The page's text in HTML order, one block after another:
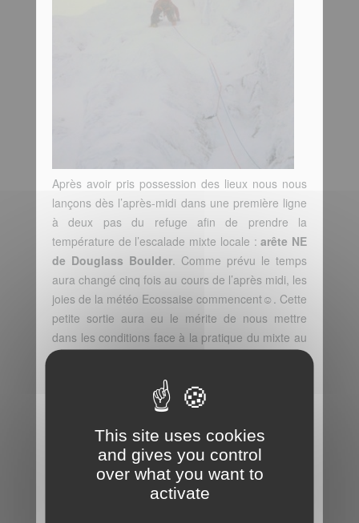
Après avoir pris possession des lieux nous nous
lançons dès l’après-midi dans une première ligne
à deux pas du refuge afin de prendre la
température de l’escalade mixte locale :arête NE
de Douglass Boulder. Comme prévu le temps
aura changé cinq fois au cours de l’après midi, les
joies de la météo Ecossaise commencent☺. Cette
petite sortie aura eu le mérite de nous mettre
dans les conditions face à la pratique du mixte au
Ben Nevis.
De retour au refuge la MaKiNa échangera son
casque pour la toque et prendra en main le diner
Francis… je crois que je suis plus performant sur
le terrain qu’en cuisine !
La météo catastrophique du milieu de semaine se
confirme jour après jour et nous devons nous
This site uses cookies
and gives you control
over what you want to
activate